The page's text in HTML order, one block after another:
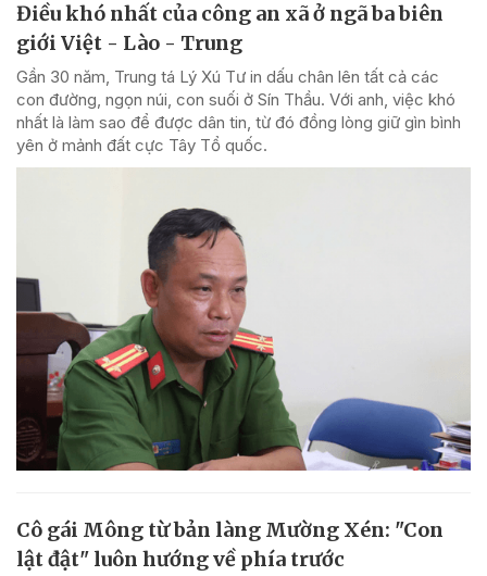
Điều khó nhất của công an xã ở ngã ba biên
giới Việt - Lào - Trung
Gần 30 năm, Trung tá Lý Xú Tư in dấu chân lên tất cả các
con đường, ngọn núi, con suối ở Sín Thầu. Với anh, việc khó
nhất là làm sao để được dân tin, từ đó đồng lòng giữ gìn bình
yên ở mảnh đất cực Tây Tổ quốc.
Cô gái Mông từ bản làng Mường Xén: "Con
lật đật" luôn hướng về phía trước